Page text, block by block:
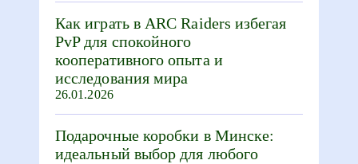
Как играть в ARC Raiders избегая
PvP для спокойного
кооперативного опыта и
исследования мира
26.01.2026
Подарочные коробки в Минске:
идеальный выбор для любого